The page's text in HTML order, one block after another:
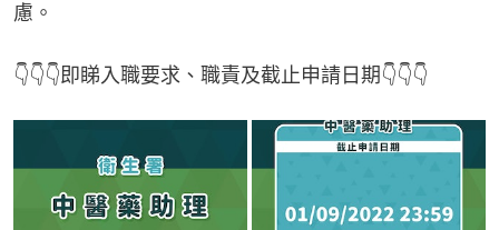
慮。
👇👇👇即睇入職要求、職責及截止申請日期👇👇👇